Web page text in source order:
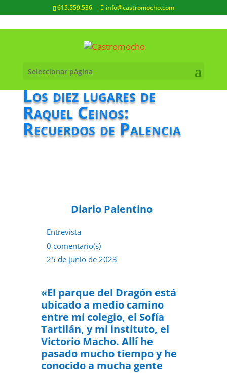
615.559.536 info@castromocho.com
Seleccionar página
Los diez lugares de
Raquel Ceinos:
Recuerdos de Palencia
Diario Palentino
Entrevista
0 comentario(s)
25 de junio de 2023
«El parque del Dragón está
ubicado a medio camino
entre mi colegio, el Sofía
Tartilán, y mi instituto, el
Victorio Macho. Allí he
pasado mucho tiempo y he
conocido a mucha gente